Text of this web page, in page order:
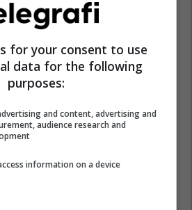
for your consent to use
data for the following
purposes:
and content, advertising and
audience research and
information on a device